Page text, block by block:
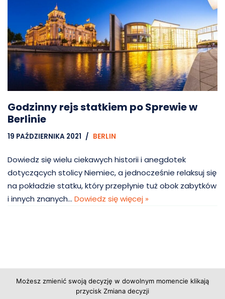
Godzinny rejs statkiem po Sprewie w
Berlinie
19 PAŹDZIERNIKA 2021 BERLIN
Dowiedz się wielu ciekawych historii i anegdotek
dotyczących stolicy Niemiec, a jednocześnie relaksuj się
na pokładzie statku, który przepłynie tuż obok zabytków
i innych znanych… Dowiedz się więcej »
Copyright © 2026 Grupa Probiz, CoWartoZwiedzic.pl
Możesz zmienić swoją decyzję w dowolnym momencie klikają
przycisk Zmiana decyzji